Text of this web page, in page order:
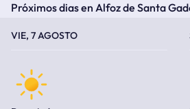
Próximos dias en Alfoz de Santa
VIE, 7 AGOSTO